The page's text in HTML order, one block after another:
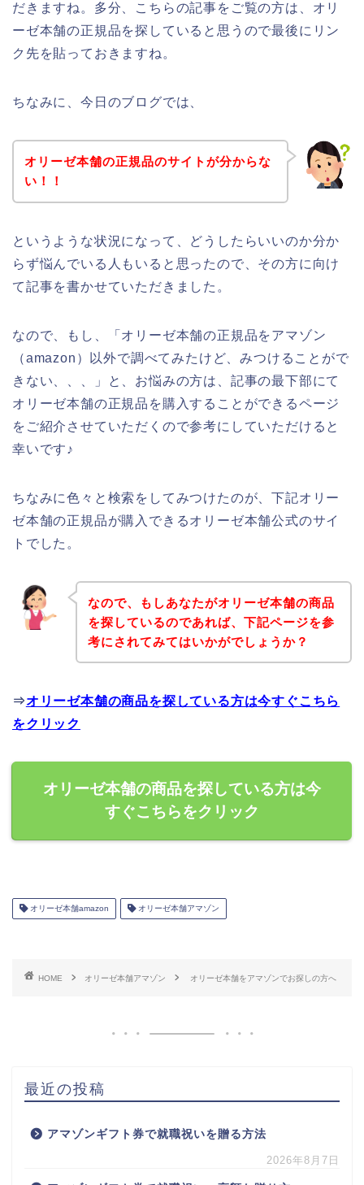
だきますね。多分、こちらの記事をご覧の方は、オリ
ーゼ本舗の正規品を探していると思うので最後にリン
ク先を貼っておきますね。
ちなみに、今日のブログでは、
オリーゼ本舗の正規品のサイトが分からな
い！！
というような状況になって、どうしたらいいのか分か
らず悩んでいる人もいると思ったので、その方に向け
て記事を書かせていただきました。
なので、もし、「オリーゼ本舗の正規品をアマゾン
（amazon）以外で調べてみたけど、みつけることがで
きない、、、」と、お悩みの方は、記事の最下部にて
オリーゼ本舗の正規品を購入することができるページ
をご紹介させていただくので参考にしていただけると
幸いです♪
ちなみに色々と検索をしてみつけたのが、下記オリー
ゼ本舗の正規品が購入できるオリーゼ本舗公式のサイ
トでした。
なので、もしあなたがオリーゼ本舗の商品
を探しているのであれば、下記ページを参
考にされてみてはいかがでしょうか？
⇒オリーゼ本舗の商品を探している方は今すぐこちら
をクリック
オリーゼ本舗の商品を探している方は今
すぐこちらをクリック
オリーゼ本舗amazon オリーゼ本舗アマゾン
HOME オリーゼ本舗アマゾン オリーゼ本舗をアマゾンでお探しの方へ
最近の投稿
アマゾンギフト券で就職祝いを贈る方法
2026年8月7日